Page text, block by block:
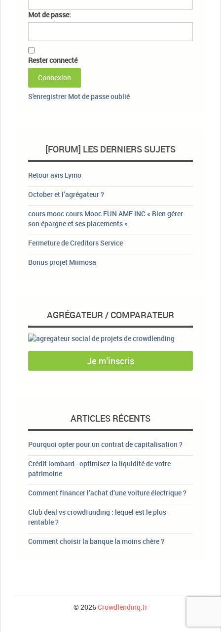
Mot de passe:
Rester connecté
Connexion
S'enregistrer Mot de passe oublié
[FORUM] LES DERNIERS SUJETS
Retour avis Lymo
October et l’agrégateur ?
cours mooc cours Mooc FUN AMF INC « Bien gérer
son épargne et ses placements »
Fermeture de Creditors Service
Bonus projet Miimosa
AGRÉGATEUR / COMPARATEUR
Je m'inscris
ARTICLES RÉCENTS
Pourquoi opter pour un contrat de capitalisation ?
Crédit lombard : optimisez la liquidité de votre
patrimoine
Comment financer l’achat d’une voiture électrique ?
Club deal vs crowdfunding : lequel est le plus
rentable ?
Comment choisir la banque la moins chère ?
© 2026Crowdlending.fr